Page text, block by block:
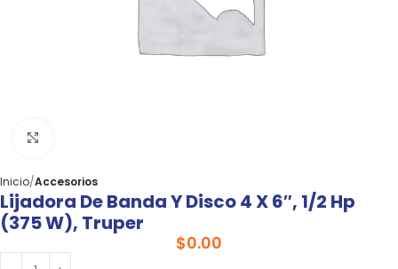
Inicio Accesorios
Lijadora De Banda Y Disco 4 X 6″, 1/2 Hp
(375 W), Truper
$0.00